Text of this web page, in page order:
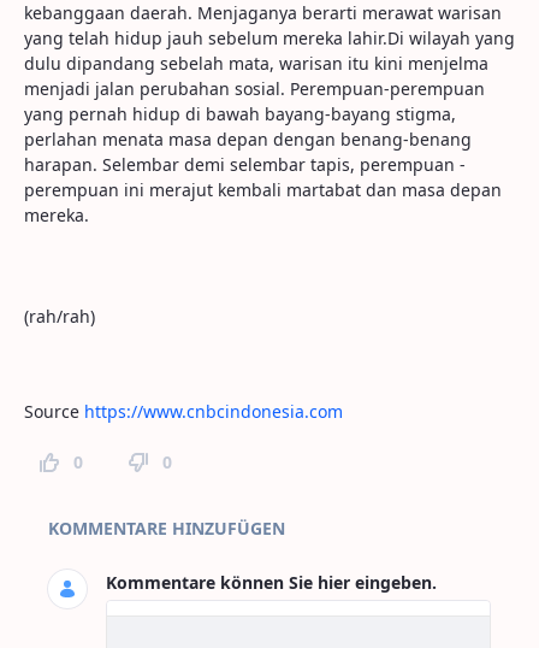
kebanggaan daerah. Menjaganya berarti merawat warisan
yang telah hidup jauh sebelum mereka lahir.Di wilayah yang
dulu dipandang sebelah mata, warisan itu kini menjelma
menjadi jalan perubahan sosial. Perempuan-perempuan
yang pernah hidup di bawah bayang-bayang stigma,
perlahan menata masa depan dengan benang-benang
harapan. Selembar demi selembar tapis, perempuan -
perempuan ini merajut kembali martabat dan masa depan
mereka.
(rah/rah)
Source https://www.cnbcindonesia.com
0 0
Seitenkommentare
KOMMENTARE HINZUFÜGEN
Kommentare können Sie hier eingeben.